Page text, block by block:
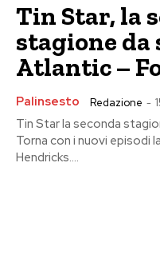
Tin Star, la
stagione da
Atlantic –
Palinsesto Redazione -
Tin Star la seconda
Torna con i nuovi episodi
Hendricks....